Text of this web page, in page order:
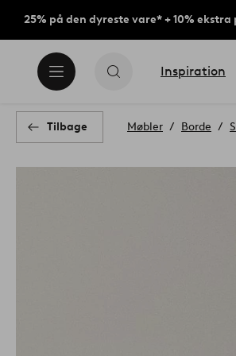
25% på den dyreste vare* + 10%
Inspiration
Tilbage Møbler Borde